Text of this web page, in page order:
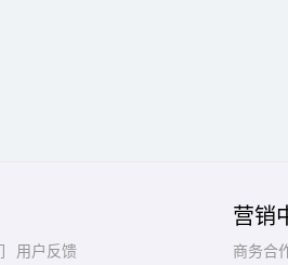
用户反馈
营销
商务合